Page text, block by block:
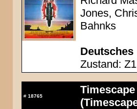
Jones,
Bahnks
Deutsches
Zustand:
# 18765